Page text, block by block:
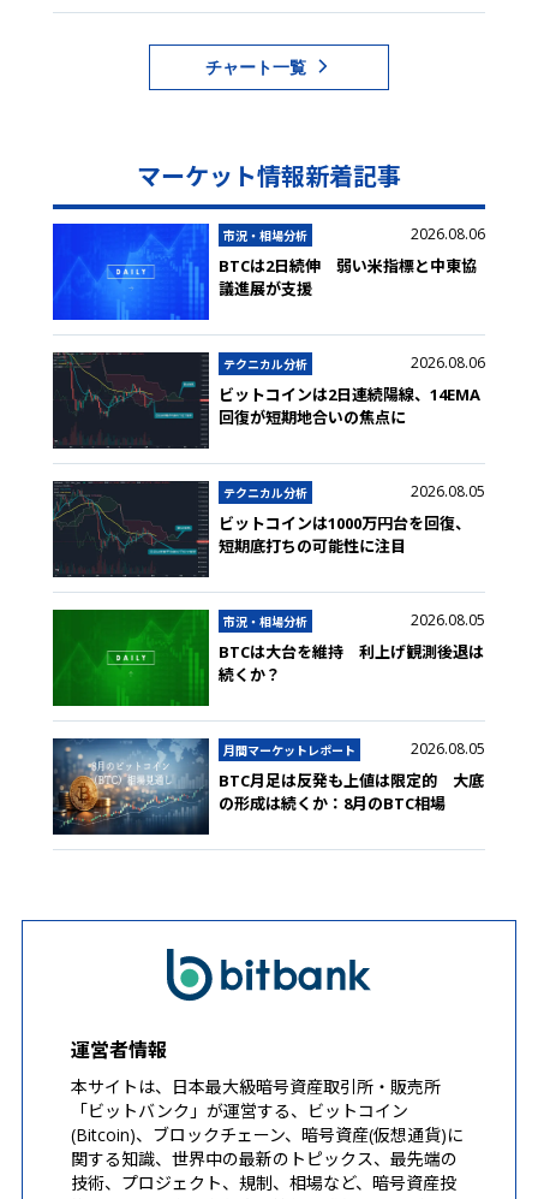
チャート一覧
マーケット情報新着記事
市況・相場分析 2026.08.06
BTCは2日続伸 弱い米指標と中東協
議進展が支援
テクニカル分析 2026.08.06
ビットコインは2日連続陽線、14EMA
回復が短期地合いの焦点に
テクニカル分析 2026.08.05
ビットコインは1000万円台を回復、
短期底打ちの可能性に注目
市況・相場分析 2026.08.05
BTCは大台を維持 利上げ観測後退は
続くか？
月間マーケットレポート 2026.08.05
BTC月足は反発も上値は限定的 大底
の形成は続くか：8月のBTC相場
運営者情報
本サイトは、日本最大級暗号資産取引所・販売所
「ビットバンク」が運営する、ビットコイン
(Bitcoin)、ブロックチェーン、暗号資産(仮想通貨)に
関する知識、世界中の最新のトピックス、最先端の
技術、プロジェクト、規制、相場など、暗号資産投